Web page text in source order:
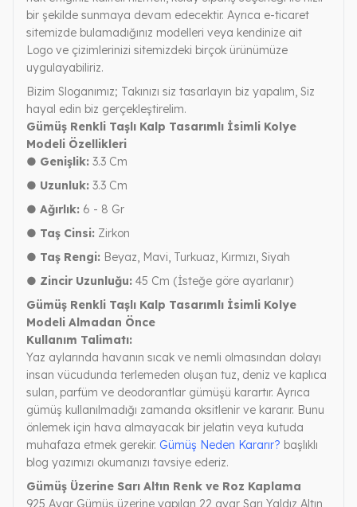
bir şekilde sunmaya devam edecektir. Ayrıca e-ticaret
sitemizde bulamadığınız modelleri veya kendinize ait
Logo ve çizimlerinizi sitemizdeki birçok ürünümüze
uygulayabiliriz.
Bizim Sloganımız; Takınızı siz tasarlayın biz yapalım, Siz
hayal edin biz gerçekleştirelim.
Gümüş Renkli Taşlı Kalp Tasarımlı İsimli Kolye
Modeli Özellikleri
● Genişlik: 3.3 Cm
● Uzunluk: 3.3 Cm
● Ağırlık: 6 - 8 Gr
● Taş Cinsi: Zirkon
● Taş Rengi: Beyaz, Mavi, Turkuaz, Kırmızı, Siyah
● Zincir Uzunluğu: 45 Cm (İsteğe göre ayarlanır)
Gümüş Renkli Taşlı Kalp Tasarımlı İsimli Kolye
Modeli Almadan Önce
Kullanım Talimatı:
Yaz aylarında havanın sıcak ve nemli olmasından dolayı
insan vücudunda terlemeden oluşan tuz, deniz ve kaplıca
suları, parfüm ve deodorantlar gümüşü karartır. Ayrıca
gümüş kullanılmadığı zamanda oksitlenir ve kararır. Bunu
önlemek için hava almayacak bir jelatin veya kutuda
muhafaza etmek gerekir. Gümüş Neden Kararır? başlıklı
blog yazımızı okumanızı tavsiye ederiz.
Gümüş Üzerine Sarı Altın Renk ve Roz Kaplama
925 Ayar Gümüş üzerine yapılan 22 ayar Sarı Yaldız Altın